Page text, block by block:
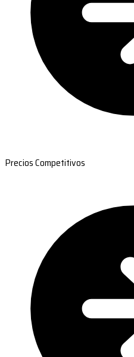
Precios Competitivos